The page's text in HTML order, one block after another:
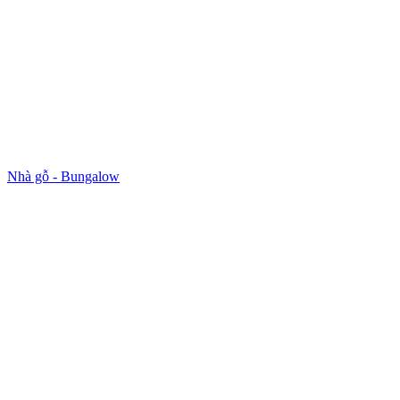
Nhà gỗ - Bungalow